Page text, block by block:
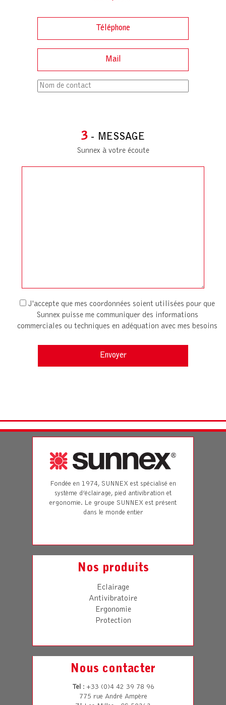
3 - MESSAGE
Sunnex à votre écoute
J'accepte que mes coordonnées soient utilisées pour que
Sunnex puisse me communiquer des informations
commerciales ou techniques en adéquation avec mes besoins
Fondée en 1974, SUNNEX est spécialisé en
système d’éclairage, pied antivibration et
ergonomie. Le groupe SUNNEX est présent
dans le monde entier
Nos produits
Eclairage
Antivibratoire
Ergonomie
Protection
Nous contacter
Tel : +33 (0)4 42 39 78 96
775 rue André Ampère